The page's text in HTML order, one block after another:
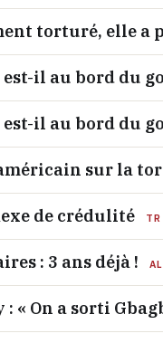
torturé, elle
est-il au bord du
est-il au bord du
sur la
de crédulité
: 3 ans déjà !
: « On a sorti